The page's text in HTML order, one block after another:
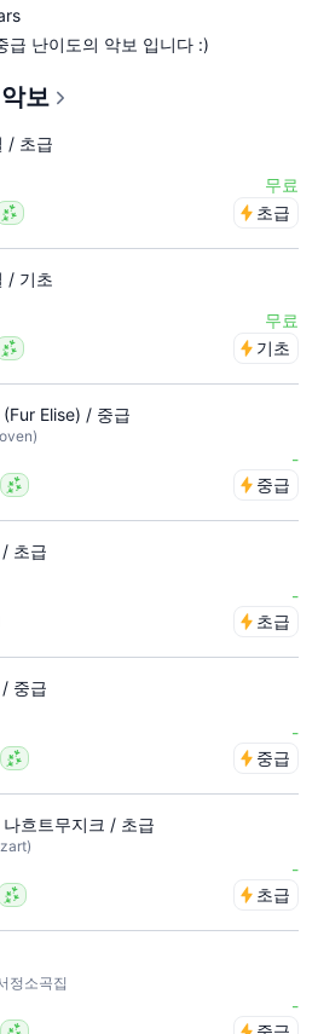
급 난이도의 악보 입니다 :)
보
/ 초급
무료
초급
/ 기초
무료
기초
Elise) / 중급
-
중급
초급
-
초급
중급
-
중급
흐트무지크 / 초급
-
초급
정소곡집
-